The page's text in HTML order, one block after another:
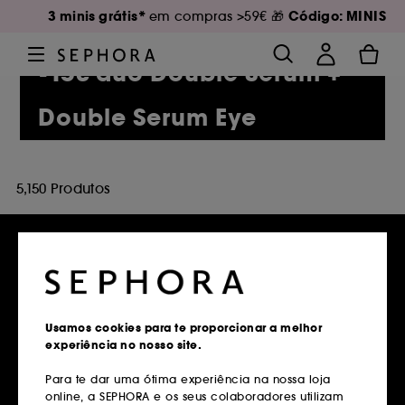
3 minis grátis* em compras >59€ 🎁 Código: MINIS
-15€ duo Double Serum +
Double Serum Eye
5,150 Produtos
em compras superiores a 39€
Devoluções
Usamos cookies para te proporcionar a melhor
experiência no nosso site.
Para te dar uma ótima experiência na nossa loja
online, a SEPHORA e os seus colaboradores utilizam